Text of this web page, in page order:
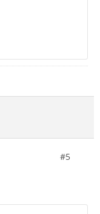
#5